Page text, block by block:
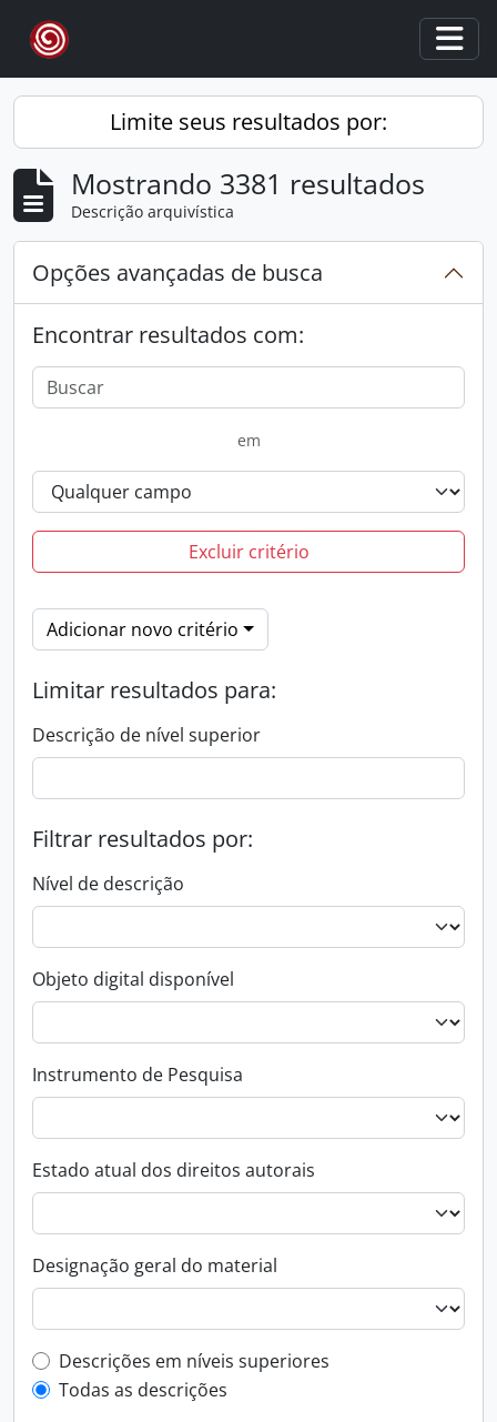
Skip to main content
Limite seus resultados por:
Mostrando 3381 resultados
Descrição arquivística
Opções avançadas de busca
Encontrar resultados com:
em
Excluir critério
Adicionar novo critério
Limitar resultados para:
Descrição de nível superior
Filtrar resultados por:
Nível de descrição
Objeto digital disponível
Instrumento de Pesquisa
Estado atual dos direitos autorais
Designação geral do material
Filtro de descrição de nível superior
Descrições em níveis superiores
Todas as descrições